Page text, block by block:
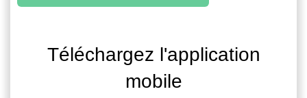
Téléchargez l'application
mobile